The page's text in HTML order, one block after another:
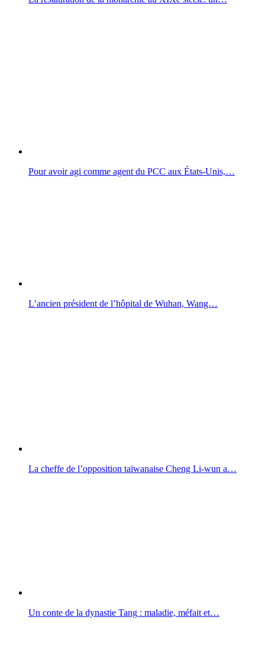
Pour avoir agi comme agent du PCC aux États-Unis,…
L’ancien président de l’hôpital de Wuhan, Wang…
La cheffe de l’opposition taïwanaise Cheng Li-wun a…
Un conte de la dynastie Tang : maladie, méfait et…